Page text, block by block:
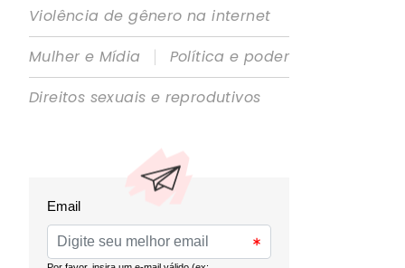
Violência de gênero na internet
Mulher e Mídia
|
Política e poder
Direitos sexuais e reprodutivos